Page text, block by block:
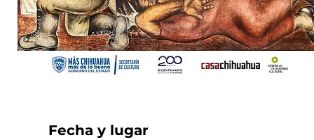
Fecha y lugar